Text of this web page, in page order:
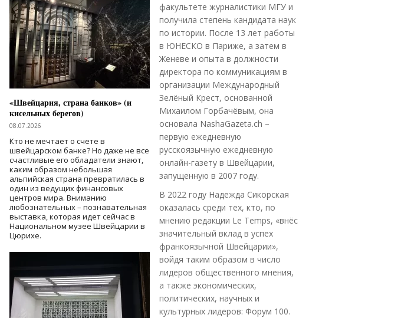
«Швейцария, страна банков» (и
кисельных берегов)
08.07.2026
Кто не мечтает о счете в
швейцарском банке? Но даже не все
счастливые его обладатели знают,
каким образом небольшая
альпийская страна превратилась в
один из ведущих финансовых
центров мира. Вниманию
любознательных – познавательная
выставка, которая идет сейчас в
Национальном музее Швейцарии в
Цюрихе.
факультете журналистики МГУ и
получила степень кандидата наук
по истории. После 13 лет работы
в ЮНЕСКО в Париже, а затем в
Женеве и опыта в должности
директора по коммуникациям в
организации Международный
Зелёный Крест, основанной
Михаилом Горбачёвым, она
основала NashaGazeta.ch –
первую ежедневную
русскоязычную ежедневную
онлайн-газету в Швейцарии,
запущенную в 2007 году.
В 2022 году Надежда Сикорская
оказалась среди тех, кто, по
мнению редакции Le Temps, «внёс
значительный вклад в успех
франкоязычной Швейцарии»,
войдя таким образом в число
лидеров общественного мнения,
а также экономических,
политических, научных и
культурных лидеров: Форум 100.